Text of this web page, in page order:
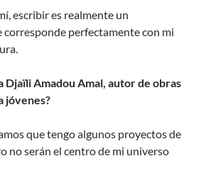
escribir es realmente un
corresponde perfectamente con mi
Djaïli Amadou Amal, autor de obras
jóvenes?
que tengo algunos proyectos de
no serán el centro de mi universo